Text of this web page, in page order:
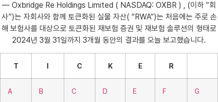
— Oxbridge Re Holdings Limited ( NASDAQ: OXBR ) , (이하 “회
사”)는 자회사와 함께 토큰화된 실물 자산( “RWA”)는 처음에는 주로 손
해 보험사를 대상으로 토큰화된 재보험 증권 및 재보험 솔루션의 형태로
2024년 3월 31일까지 3개월 동안의 결과를 오늘 보고했습니다.
T I C K E R
A B C D E F G